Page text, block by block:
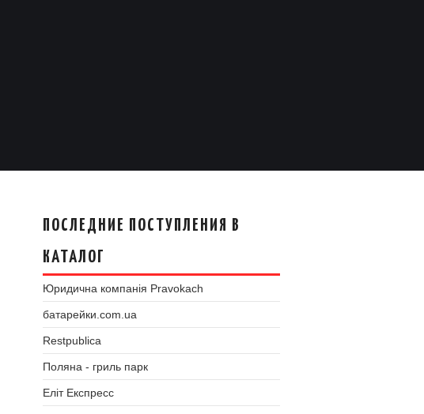
ПОСЛЕДНИЕ ПОСТУПЛЕНИЯ В
КАТАЛОГ
Юридична компанія Pravokach
батарейки.com.ua
Restpublica
Поляна - гриль парк
Еліт Експресс